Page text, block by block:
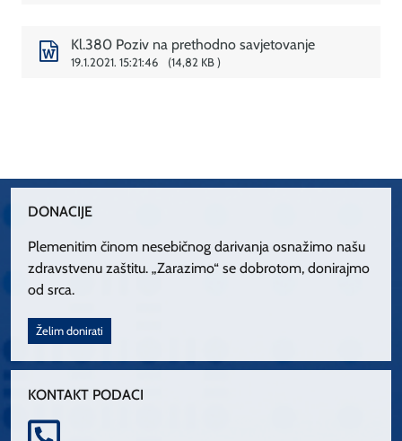
Kl.380 Poziv na prethodno savjetovanje
19.1.2021. 15:21:46 14,82 KB
DONACIJE
Plemenitim činom nesebičnog darivanja osnažimo našu
zdravstvenu zaštitu. „Zarazimo“ se dobrotom, donirajmo
od srca.
Želim donirati
KONTAKT PODACI